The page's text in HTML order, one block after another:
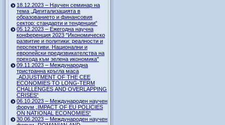
18.12.2023 – Научен семинар на
тема „Дигитализацията в
образованието и финансовия
сектор: стандарти и тенденции“
05.12.2023 – Ежегодна научна
конференция 2023 "Икономическо
развитие и политики: реалности и
перспективи. Национални и
европейски предизвикателства на
прехода към зелена икономика"
09.11.2023 – Международна
тристранна кръгла маса
„ADJUSTMENT OF THE CEE
ECONOMIES TO LONG-TERM
CHALLENGES AND OVERLAPPING
CRISES“
06.10.2023 – Международен научен
форум „IMPACT OF EU POLICIES
ON NATIONAL ECONOMIES“
30.06.2023 – Международен научен